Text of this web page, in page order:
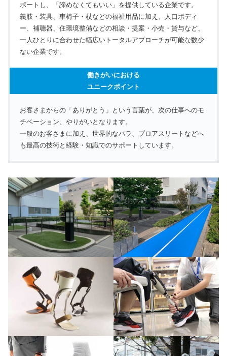
ポートし、「諦めなくてもいい」を提供している企業です。
義肢・装具、車椅子・杖などの福祉用品に加え、人口ボディ
ー、補聴器、住環境整備などの相談・提案・小売・貸与など、
一人ひとりに合わせた幅広いトータルアプローチが可能な数少
ない企業です。
働きがいにおける
ユニークポイント
お客さまからの「ありがとう」という言葉が、次の仕事へのモ
チベーション、やりがいとなります。
一般のお客さまに加え、世界的なパラ、プロアスリートなどへ
も最高の技術と経験・知識でのサポートしています。